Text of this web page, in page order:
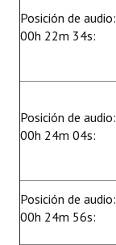
Posición de audio:
00h 22m 34s:
Posición de audio:
00h 24m 04s:
Posición de audio:
00h 24m 56s: